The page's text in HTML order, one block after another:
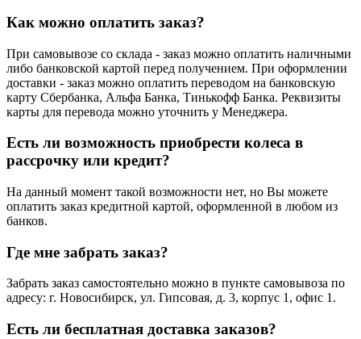
Как можно оплатить заказ?
При самовывозе со склада - заказ можно оплатить наличными
либо банковской картой перед получением. При оформлении
доставки - заказ можно оплатить переводом на банковскую
карту Сбербанка, Альфа Банка, Тинькофф Банка. Реквизиты
карты для перевода можно уточнить у Менеджера.
Есть ли возможность приобрести колеса в
рассрочку или кредит?
На данный момент такой возможности нет, но Вы можете
оплатить заказ кредитной картой, оформленной в любом из
банков.
Где мне забрать заказ?
Забрать заказ самостоятельно можно в пункте самовывоза по
адресу: г. Новосибирск, ул. Гипсовая, д. 3, корпус 1, офис 1.
Есть ли бесплатная доставка заказов?